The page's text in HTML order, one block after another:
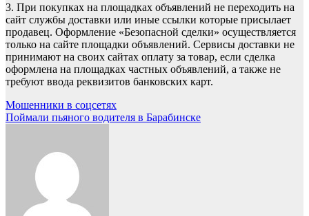
3. При покупках на площадках объявлений не переходить на
сайт службы доставки или иные ссылки которые присылает
продавец. Оформление «Безопасной сделки» осуществляется
только на сайте площадки объявлений. Сервисы доставки не
принимают на своих сайтах оплату за товар, если сделка
оформлена на площадках частных объявлений, а также не
требуют ввода реквизитов банковских карт.
Навигация
по
Мошенники в соцсетях
Поймали пьяного водителя в Барабинске